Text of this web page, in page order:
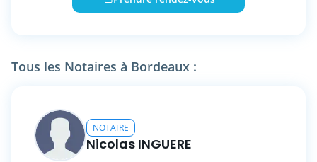
les besoins.
Maître AIELLO place la confiance, la clarté et
Tous les Notaires à Bordeaux :
NOTAIRE
Nicolas INGUERE